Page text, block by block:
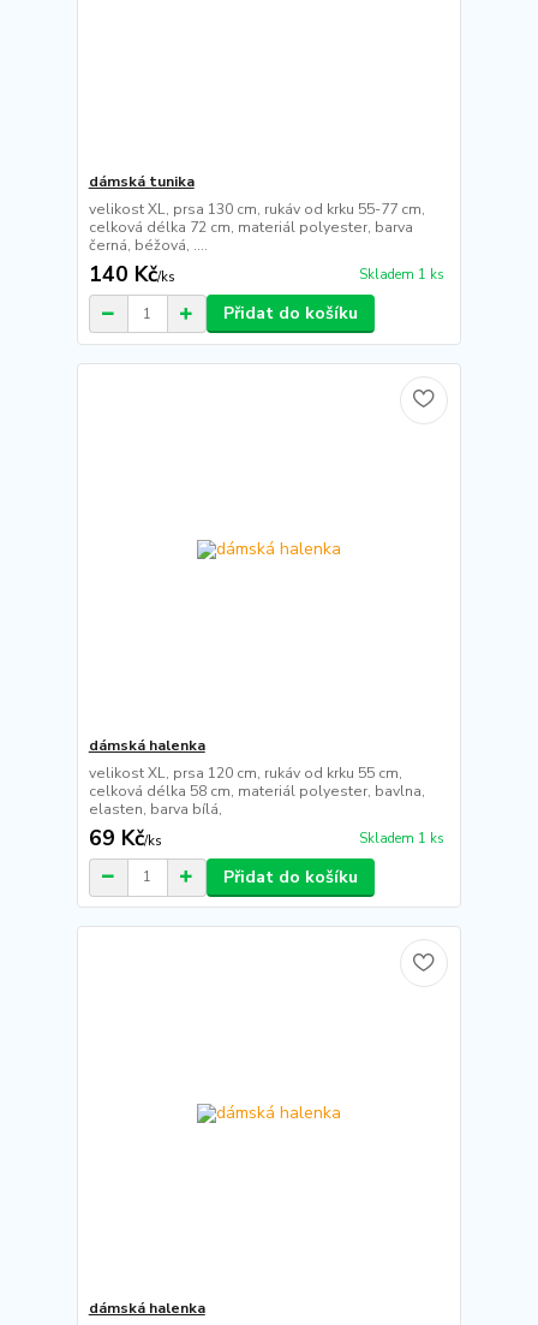
dámská tunika
velikost XL, prsa 130 cm, rukáv od krku 55-77 cm,
celková délka 72 cm, materiál polyester, barva
černá, béžová, ....
140 Kč/ks Skladem 1 ks
Přidat do košíku
dámská halenka
velikost XL, prsa 120 cm, rukáv od krku 55 cm,
celková délka 58 cm, materiál polyester, bavlna,
elasten, barva bílá,
69 Kč/ks Skladem 1 ks
Přidat do košíku
dámská halenka